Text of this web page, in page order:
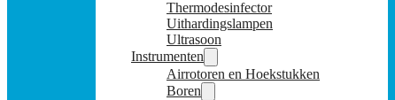
Thermodesinfector
Uithardingslampen
Ultrasoon
Instrumenten
Airrotoren en Hoekstukken
Boren